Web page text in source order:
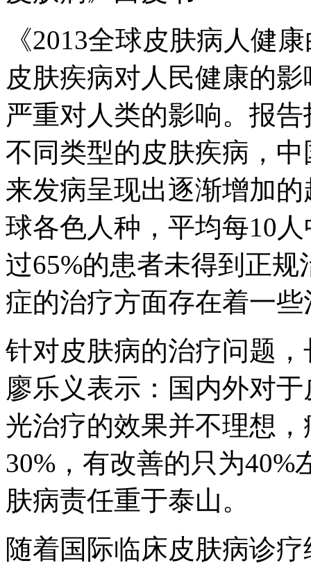
《2013全球皮肤病人健
皮肤疾病对人民健康的
严重对人类的影响。报
不同类型的皮肤疾病，
来发病呈现出逐渐增加
球各色人种，平均每10
过65%的患者未得到正
症的治疗方面存在着一
针对皮肤病的治疗问题
廖乐义表示：国内外对
光治疗的效果并不理想
30%，有改善的只为
肤病责任重于泰山。
随着国际临床皮肤病诊